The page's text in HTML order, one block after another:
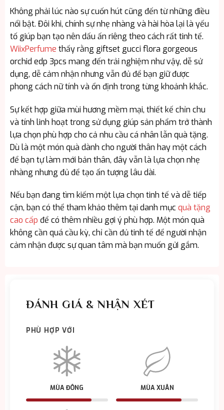
Không phải lúc nào sự cuốn hút cũng đến từ những điều
nổi bật. Đôi khi, chính sự nhẹ nhàng và hài hòa lại là yếu
tố giúp bạn tạo nên dấu ấn riêng theo cách rất tinh tế.
WiixPerfume thấy rằng giftset gucci flora gorgeous
orchid edp 3pcs mang đến trải nghiệm như vậy, dễ sử
dụng, dễ cảm nhận nhưng vẫn đủ để bạn giữ được
phong cách nữ tính và ổn định trong từng khoảnh khắc.
Sự kết hợp giữa mùi hương mềm mại, thiết kế chỉn chu
và tính linh hoạt trong sử dụng giúp sản phẩm trở thành
lựa chọn phù hợp cho cả nhu cầu cá nhân lẫn quà tặng.
Dù là một món quà dành cho người thân hay một cách
để bạn tự làm mới bản thân, đây vẫn là lựa chọn nhẹ
nhàng nhưng đủ để tạo ấn tượng lâu dài.
Nếu bạn đang tìm kiếm một lựa chọn tinh tế và dễ tiếp
cận, bạn có thể tham khảo thêm tại danh mụcquà tặng
cao cấp để có thêm nhiều gợi ý phù hợp. Một món quà
không cần quá cầu kỳ, chỉ cần đủ tinh tế để người nhận
cảm nhận được sự quan tâm mà bạn muốn gửi gắm.
ĐÁNH GIÁ & NHẬN XÉT
PHÙ HỢP VỚI
MÙA ĐÔNG MÙA XUÂN